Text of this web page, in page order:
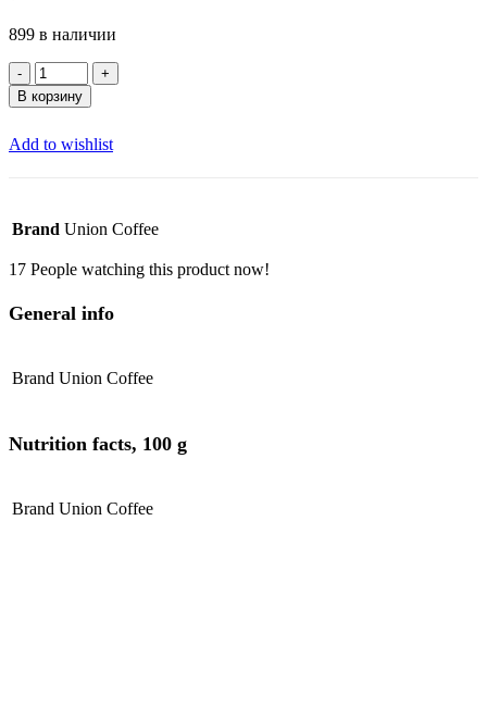
899 в наличии
Количество
товара
Atlantic
Portion
В корзину
Add to wishlist
Brand Union Coffee
17 People watching this product now!
General info
Brand Union Coffee
Nutrition facts, 100 g
Brand Union Coffee